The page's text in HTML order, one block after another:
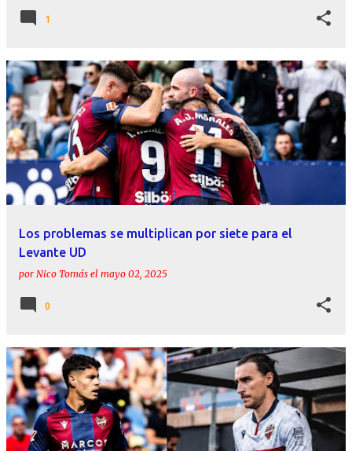
1
Los problemas se multiplican por siete para el
Levante UD
por Nico Tomás el mayo 02, 2025
0